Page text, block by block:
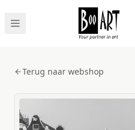
Terug naar webshop